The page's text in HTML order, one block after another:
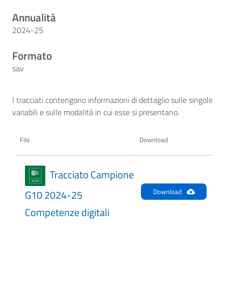
Annualità
2024-25
Formato
sav
I tracciati contengono informazioni di dettaglio sulle singole
variabili e sulle modalità in cui esse si presentano.
File Download
Tracciato Campione
G10 2024-25
Competenze digitali
Download